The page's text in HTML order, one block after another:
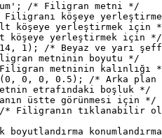
/* Filigran metni */
köşeye
köşeye yerleştirmek için
köşeye yerleştirmek için */
1); /* Beyaz ve yarı
metninin boyutu */
metninin kalınlığı
0, 0, 0.5); /* Arka plan
etrafındaki boşluk */
üstte görünmesi için */
Filigranın tıklanabilir